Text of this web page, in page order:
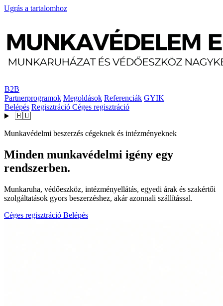
Ugrás a tartalomhoz
B2B
Partnerprogramok Megoldások Referenciák GYIK
Belépés Regisztráció Céges regisztráció
🇭🇺
Munkavédelmi beszerzés cégeknek és intézményeknek
Minden munkavédelmi igény egy
rendszerben.
Munkaruha, védőeszköz, intézményellátás, egyedi árak és szakértői
szolgáltatások gyors beszerzéshez, akár azonnali szállítással.
Céges regisztráció Belépés